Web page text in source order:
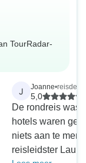
TourRadar-
J Joanne•reisde
5,0
De rondreis was
hotels waren
niets aan te
reisleidster